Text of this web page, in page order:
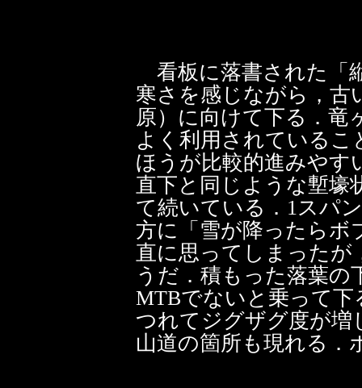
看板に落書された「
寒さを感じながら，古
原）に向けて下る．竜
よく利用されている
ほうが比較的進みやす
直下と同じような塹壕
て続いている．1スパ
方に「雪が降ったらボ
直に思ってしまったが
うだ．積もった落葉の
MTBでないと乗って
つれてジグザグ度が増
山道の箇所も現れる．